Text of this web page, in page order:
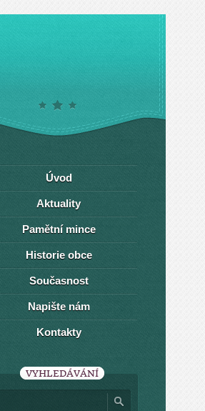
Úvod
Aktuality
Pamětní mince
Historie obce
Současnost
Napište nám
Kontakty
VYHLEDÁVÁNÍ